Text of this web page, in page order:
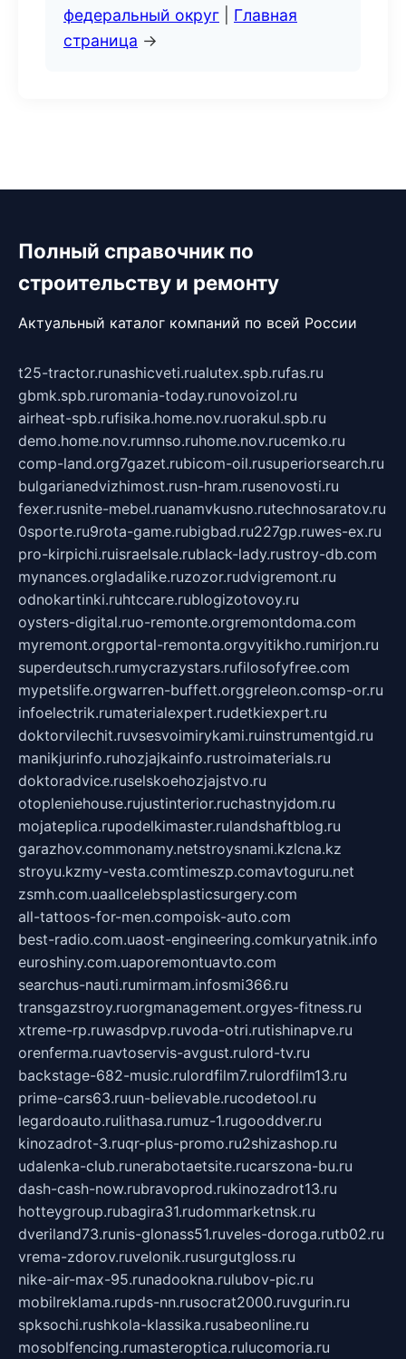
федеральный округ
Главная
страница →
Полный справочник по
строительству и ремонту
Актуальный каталог компаний по всей России
t25-tractor.runashicveti.rualutex.spb.rufas.ru
gbmk.spb.ruromania-today.runovoizol.ru
airheat-spb.rufisika.home.nov.ruorakul.spb.ru
demo.home.nov.rumnso.ruhome.nov.rucemko.ru
comp-land.org7gazet.rubicom-oil.rusuperiorsearch.ru
bulgarianedvizhimost.rusn-hram.rusenovosti.ru
fexer.rusnite-mebel.ruanamvkusno.rutechnosaratov.ru
0sporte.ru9rota-game.rubigbad.ru227gp.ruwes-ex.ru
pro-kirpichi.ruisraelsale.rublack-lady.rustroy-db.com
mynances.orgladalike.ruzozor.rudvigremont.ru
odnokartinki.ruhtccare.rublogizotovoy.ru
oysters-digital.ruo-remonte.orgremontdoma.com
myremont.orgportal-remonta.orgvyitikho.rumirjon.ru
superdeutsch.rumycrazystars.rufilosofyfree.com
mypetslife.orgwarren-buffett.orggreleon.comsp-or.ru
infoelectrik.rumaterialexpert.rudetkiexpert.ru
doktorvilechit.ruvsesvoimirykami.ruinstrumentgid.ru
manikjurinfo.ruhozjajkainfo.rustroimaterials.ru
doktoradvice.ruselskoehozjajstvo.ru
otopleniehouse.rujustinterior.ruchastnyjdom.ru
mojateplica.rupodelkimaster.rulandshaftblog.ru
garazhov.commonamy.netstroysnami.kzlcna.kz
stroyu.kzmy-vesta.comtimeszp.comavtoguru.net
zsmh.com.uaallcelebsplasticsurgery.com
all-tattoos-for-men.compoisk-auto.com
best-radio.com.uaost-engineering.comkuryatnik.info
euroshiny.com.uaporemontuavto.com
searchus-nauti.rumirmam.infosmi366.ru
transgazstroy.ruorgmanagement.orgyes-fitness.ru
xtreme-rp.ruwasdpvp.ruvoda-otri.rutishinapve.ru
orenferma.ruavtoservis-avgust.rulord-tv.ru
backstage-682-music.rulordfilm7.rulordfilm13.ru
prime-cars63.ruun-believable.rucodetool.ru
legardoauto.rulithasa.rumuz-1.rugooddver.ru
kinozadrot-3.ruqr-plus-promo.ru2shizashop.ru
udalenka-club.runerabotaetsite.rucarszona-bu.ru
dash-cash-now.rubravoprod.rukinozadrot13.ru
hotteygroup.rubagira31.rudommarketnsk.ru
dveriland73.runis-glonass51.ruveles-doroga.rutb02.ru
vrema-zdorov.ruvelonik.rusurgutgloss.ru
nike-air-max-95.runadookna.rulubov-pic.ru
mobilreklama.rupds-nn.rusocrat2000.ruvgurin.ru
spksochi.rushkola-klassika.rusabeonline.ru
mosoblfencing.rumasteroptica.rulucomoria.ru